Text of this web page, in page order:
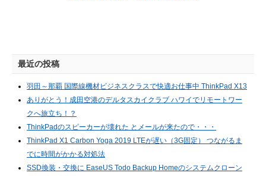
最近の投稿
羽田～那覇 国際線機材ビジネスクラスで快適お仕事中 ThinkPad X13
ありがとう！成田空港のデルタスカイクラブ ハワイでリモートワー
クへ旅立ち！？
ThinkPadのスピーカーが壊れた とメールが来たので・・・
ThinkPad X1 Carbon Yoga 2019 LTEが遅い（3G固定） つながるま
でに時間がかかる対処法
SSD換装・交換に EaseUS Todo Backup Homeのシステムクローン